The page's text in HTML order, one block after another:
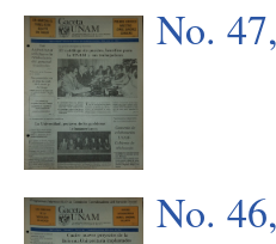
No.
No.